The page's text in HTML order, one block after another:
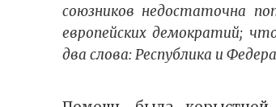
союзников недостаточна
европейских демократий;
два слова: Республика и